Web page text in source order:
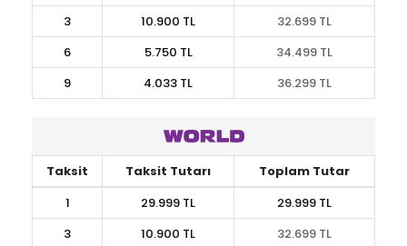
3
10.900 TL
32.699 TL
6
5.750 TL
34.499 TL
9
4.033 TL 36.299 TL
Taksit Taksit Tutarı
Toplam Tutar
1
29.999 TL
29.999 TL
3
10.900 TL
32.699 TL